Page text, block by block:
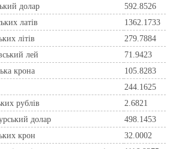
долар
592.8526
латів
1362.1733
літів
279.7884
лей
71.9423
крона
105.8283
244.1625
рублів
2.6821
долар
498.1453
крон
32.0002